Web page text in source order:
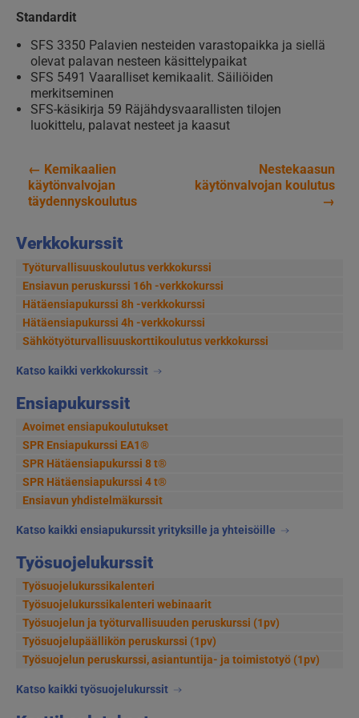
Verkkokurssit
Työturvallisuuskoulutus verkkokurssi
Ensiavun peruskurssi 16h -verkkokurssi
Hätäensiapukurssi 8h -verkkokurssi
Hätäensiapukurssi 4h -verkkokurssi
Sähkötyöturvallisuus­korttikoulutus verkkokurssi
Katso kaikki verkkokurssit
Ensiapukurssit
Avoimet ensiapukoulutukset
SPR Ensiapukurssi EA1®
SPR Hätäensiapukurssi 8 t®
SPR Hätäensiapukurssi 4 t®
Ensiavun yhdistelmäkurssit
Katso kaikki ensiapukurssit yrityksille ja yhteisöille
Työsuojelukurssit
Työsuojelukurssikalenteri
Työsuojelukurssikalenteri webinaarit
Työsuojelun ja työturvallisuuden peruskurssi (1pv)
Työsuojelupäällikön peruskurssi (1pv)
Työsuojelun peruskurssi, asiantuntija- ja toimistotyö (1pv)
Katso kaikki työsuojelukurssit
Standardit
SFS 3350 Palavien nesteiden varastopaikka ja siellä
olevat palavan nesteen käsittelypaikat
SFS 5491 Vaaralliset kemikaalit. Säiliöiden
merkitseminen
SFS-käsikirja 59 Räjähdysvaarallisten tilojen
luokittelu, palavat nesteet ja kaasut
Artikkelien
← Kemikaalien
käytönvalvojan
täydennyskoulutus
Nestekaasun
käytönvalvojan koulutus
→